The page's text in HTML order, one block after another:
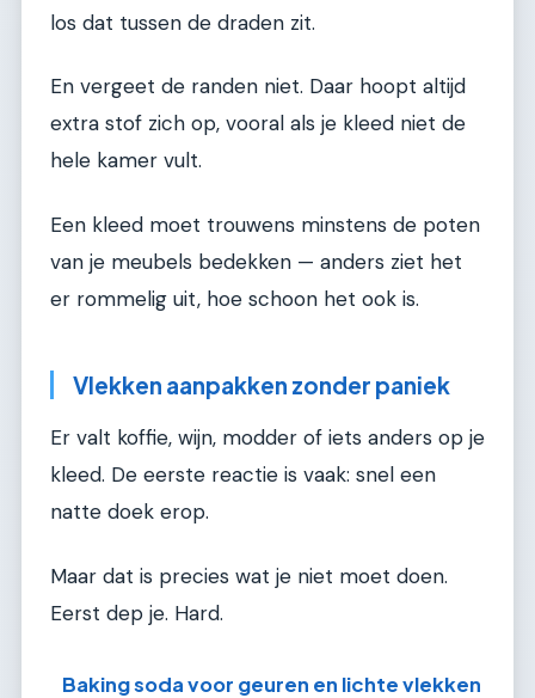
los dat tussen de draden zit.
En vergeet de randen niet. Daar hoopt altijd
extra stof zich op, vooral als je kleed niet de
hele kamer vult.
Een kleed moet trouwens minstens de poten
van je meubels bedekken — anders ziet het
er rommelig uit, hoe schoon het ook is.
Vlekken aanpakken zonder paniek
Er valt koffie, wijn, modder of iets anders op je
kleed. De eerste reactie is vaak: snel een
natte doek erop.
Maar dat is precies wat je niet moet doen.
Eerst dep je. Hard.
Baking soda voor geuren en lichte vlekken